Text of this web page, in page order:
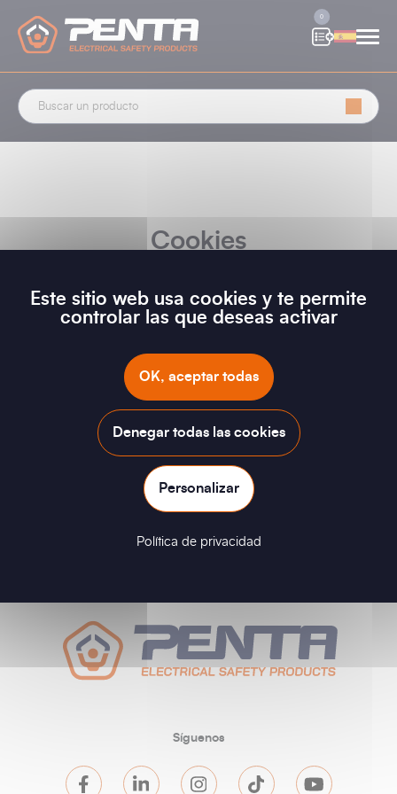
0
Cookies
COOKIES - ALL LANGUAGES
Síguenos
Este sitio web usa cookies y te permite
controlar las que deseas activar
OK, aceptar todas
Denegar todas las cookies
Personalizar
Política de privacidad